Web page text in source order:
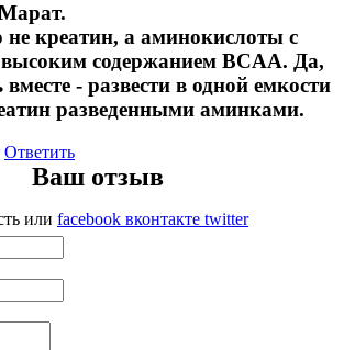
креатин, а аминокислоты с
содержанием BCAA. Да,
- развести в одной емкости
разведенными аминками.
Ответить
Ваш отзыв
или facebook вконтакте twitter